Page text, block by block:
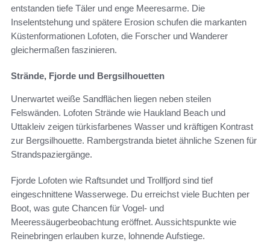
entstanden tiefe Täler und enge Meeresarme. Die
Inselentstehung und spätere Erosion schufen die markanten
Küstenformationen Lofoten, die Forscher und Wanderer
gleichermaßen faszinieren.
Strände, Fjorde und Bergsilhouetten
Unerwartet weiße Sandflächen liegen neben steilen
Felswänden. Lofoten Strände wie Haukland Beach und
Uttakleiv zeigen türkisfarbenes Wasser und kräftigen Kontrast
zur Bergsilhouette. Rambergstranda bietet ähnliche Szenen für
Strandspaziergänge.
Fjorde Lofoten wie Raftsundet und Trollfjord sind tief
eingeschnittene Wasserwege. Du erreichst viele Buchten per
Boot, was gute Chancen für Vogel- und
Meeressäugerbeobachtung eröffnet. Aussichtspunkte wie
Reinebringen erlauben kurze, lohnende Aufstiege.